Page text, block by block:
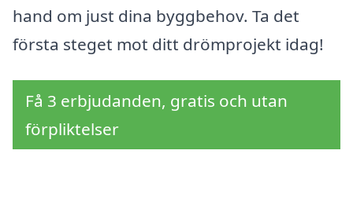
hand om just dina byggbehov. Ta det
första steget mot ditt drömprojekt idag!
Få 3 erbjudanden, gratis och utan
förpliktelser